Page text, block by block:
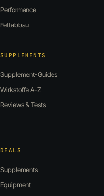
Performance
Fettabbau
SUPPLEMENTS
Supplement-Guides
Wirkstoffe A-Z
Reviews & Tests
DEALS
Supplements
Equipment